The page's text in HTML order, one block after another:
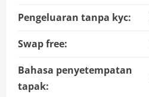
Pengeluaran tanpa kyc:
Swap free:
Bahasa penyetempatan
tapak: